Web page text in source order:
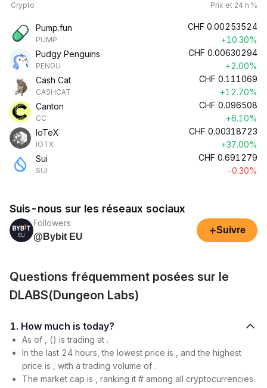
Crypto Prix et 24 h %
Pump.fun
PUMP
CHF 0.00253524
+10.30%
Pudgy Penguins
PENGU
CHF 0.00630294
+2.00%
Cash Cat
CASHCAT
CHF 0.111069
+12.70%
Canton
CC
CHF 0.096508
+6.10%
IoTeX
IOTX
CHF 0.00318723
+37.00%
Sui
SUI
CHF 0.691279
-0.30%
Suis-nous sur les réseaux sociaux
Followers
@Bybit EU
+Suivre
Questions fréquemment posées sur le
DLABS(Dungeon Labs)
1. How much is today?
As of , () is trading at .
In the last 24 hours, the lowest price is , and the highest
price is , with a trading volume of .
The market cap is , ranking it # among all cryptocurrencies.